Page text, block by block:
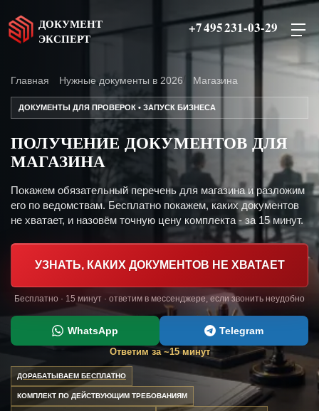
ДОКУМЕНТ
ЭКСПЕРТ
+7 495 231-03-29
Главная Нужные документы в 2026 Магазина
ДОКУМЕНТЫ ДЛЯ ПРОВЕРОК • ЗАПУСК БИЗНЕСА
ПОЛУЧЕНИЕ ДОКУМЕНТОВ ДЛЯ
МАГАЗИНА
Покажем обязательный перечень для магазина и разложим
его по ведомствам. Бесплатно покажем, каких документов
не хватает, и назовём точную цену комплекта - за 15 минут.
УЗНАТЬ, КАКИХ ДОКУМЕНТОВ НЕ ХВАТАЕТ
Бесплатно · 15 минут · ответим в мессенджере, если звонить неудобно
WhatsApp Telegram
Ответим за ~15 минут
ДОРАБАТЫВАЕМ БЕСПЛАТНО
КОМПЛЕКТ ПО ДЕЙСТВУЮЩИМ ТРЕБОВАНИЯМ